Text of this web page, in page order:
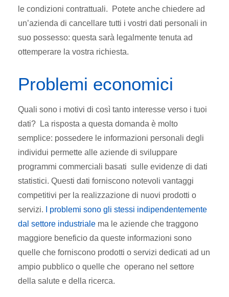
le condizioni contrattuali. Potete anche chiedere ad
un’azienda di cancellare tutti i vostri dati personali in
suo possesso: questa sarà legalmente tenuta ad
ottemperare la vostra richiesta.
Problemi economici
Quali sono i motivi di così tanto interesse verso i tuoi
dati? La risposta a questa domanda è molto
semplice: possedere le informazioni personali degli
individui permette alle aziende di sviluppare
programmi commerciali basati sulle evidenze di dati
statistici. Questi dati forniscono notevoli vantaggi
competitivi per la realizzazione di nuovi prodotti o
servizi.
I problemi sono gli stessi indipendentemente
dal settore industriale ma le aziende che traggono
maggiore beneficio da queste informazioni sono
quelle che forniscono prodotti o servizi dedicati ad un
ampio pubblico o quelle che operano nel settore
della salute e della ricerca.